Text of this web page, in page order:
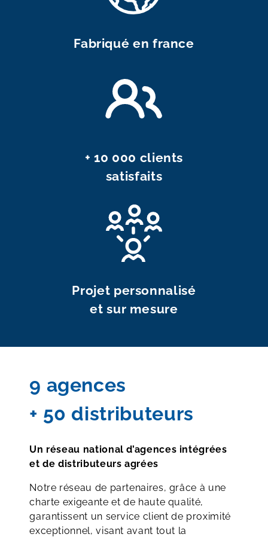
Fabriqué en france
+ 10 000 clients
satisfaits
Projet personnalisé
et sur mesure
9 agences
+ 50 distributeurs
Un réseau national d’agences intégrées
et de distributeurs agrées
Notre réseau de partenaires, grâce à une
charte exigeante et de haute qualité,
garantissent un service client de proximité
exceptionnel, visant avant tout la